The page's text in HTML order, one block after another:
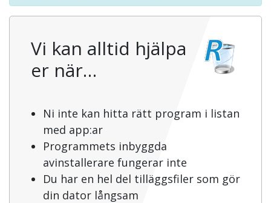
Vi kan alltid hjälpa
er när…
Ni inte kan hitta rätt program i listan
med app:ar
Programmets inbyggda
avinstallerare fungerar inte
Du har en hel del tilläggsfiler som gör
din dator långsam